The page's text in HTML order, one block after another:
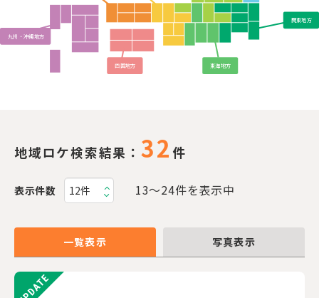
九州・沖縄地方
四国地方 東海地方
関東地方
地域ロケ検索結果： 32 件
表示件数 13〜24件を表示中
一覧表示 写真表示